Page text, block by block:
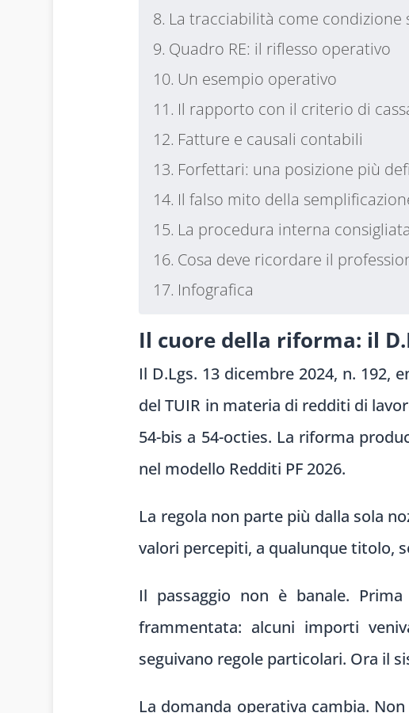
La tracciabilità come condizione
Quadro RE: il riflesso operativo
Un esempio operativo
Il rapporto con il criterio di
Fatture e causali contabili
Forfettari: una posizione più
Il falso mito della
La procedura interna consigliata
Cosa deve ricordare il
Infografica
Il cuore della riforma: il
Il D.Lgs. 13 dicembre 2024, n. 192,
del TUIR in materia di redditi di
54-bis a 54-octies. La riforma
nel modello Redditi PF 2026.
La regola non parte più dalla sola
valori percepiti, a qualunque titolo,
Il passaggio non è banale.
frammentata: alcuni importi
seguivano regole particolari. Ora il
La domanda operativa cambia.